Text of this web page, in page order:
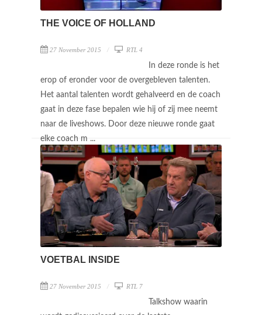
THE VOICE OF HOLLAND
27 November 2015 RTL 4
In deze ronde is het
erop of eronder voor de overgebleven talenten.
Het aantal talenten wordt gehalveerd en de coach
gaat in deze fase bepalen wie hij of zij mee neemt
naar de liveshows. Door deze nieuwe ronde gaat
elke coach m ...
VOETBAL INSIDE
27 November 2015 RTL 7
Talkshow waarin